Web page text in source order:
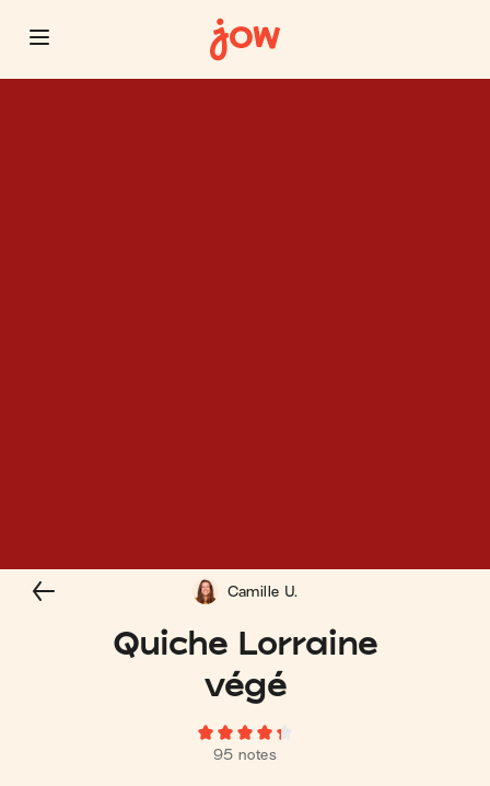
Quiche Lorraine
végé
95 notes
Camille U.